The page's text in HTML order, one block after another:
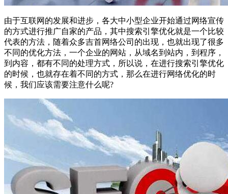
由于互联网的发展和进步，各大中小型企业开始通过网络宣传
的方式进行推广自家的产品，其中搜索引擎优化就是一个比较
代表的方法，随着众多吉首网络公司的出现，也就出现了很多
不同的优化方法，一个企业的网站，从域名到站内，到程序，
到内容，都有不同的处理方式，所以说，在进行搜索引擎优化
的时候，也就存在着不同的方式，那么在进行网络优化的时
候，我们应该需要注意什么呢?